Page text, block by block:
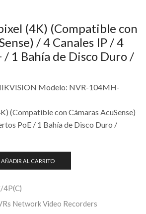
(4K) (Compatible con
/ 4 Canales IP / 4
/ 1 Bahía de Disco Duro /
Modelo: NVR-104MH-
(Compatible con Cámaras AcuSense)
PoE / 1 Bahía de Disco Duro /
AÑADIR AL CARRITO
Network Video Recorders